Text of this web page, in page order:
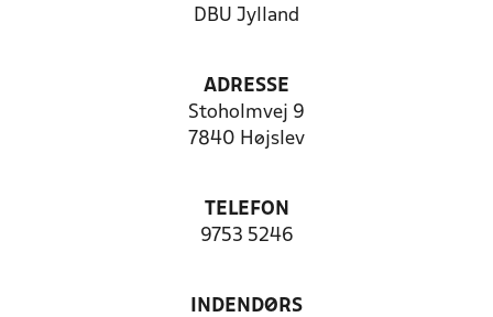
DBU Jylland
ADRESSE
Stoholmvej 9
7840 Højslev
TELEFON
9753 5246
INDENDØRS